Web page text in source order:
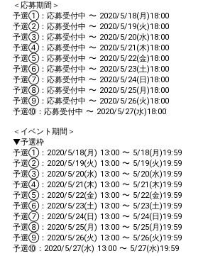
＜応募期間＞
予選①：応募受付中 〜 2020/5/18(月)18:00
予選②：応募受付中 〜 2020/5/19(火)18:00
予選③：応募受付中 〜 2020/5/20(水)18:00
予選④：応募受付中 〜 2020/5/21(木)18:00
予選⑤：応募受付中 〜 2020/5/22(金)18:00
予選⑥：応募受付中 〜 2020/5/23(土)18:00
予選⑦：応募受付中 〜 2020/5/24(日)18:00
予選⑧：応募受付中 〜 2020/5/25(月)18:00
予選⑨：応募受付中 〜 2020/5/26(火)18:00
予選⑩：応募受付中 〜 2020/5/27(水)18:00
＜イベント期間＞
▼予選枠
予選①：2020/5/18(月) 13:00 〜 5/18(月)19:59
予選②：2020/5/19(火) 13:00 〜 5/19(火)19:59
予選③：2020/5/20(水) 13:00 〜 5/20(水)19:59
予選④：2020/5/21(木) 13:00 〜 5/21(木)19:59
予選⑤：2020/5/22(金) 13:00 〜 5/22(金)19:59
予選⑥：2020/5/23(土) 13:00 〜 5/23(土)19:59
予選⑦：2020/5/24(日) 13:00 〜 5/24(日)19:59
予選⑧：2020/5/25(月) 13:00 〜 5/25(月)19:59
予選⑨：2020/5/26(火) 13:00 〜 5/26(火)19:59
予選⑩：2020/5/27(水) 13:00 〜 5/27(水)19:59